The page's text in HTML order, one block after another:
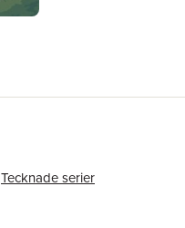
Tecknade serier